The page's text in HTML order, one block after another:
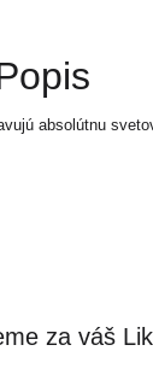
absolútnu
za váš